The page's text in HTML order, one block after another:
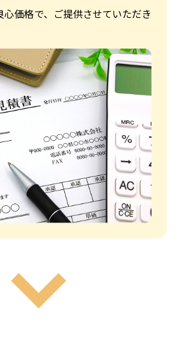
心価格で、ご提供させていただき